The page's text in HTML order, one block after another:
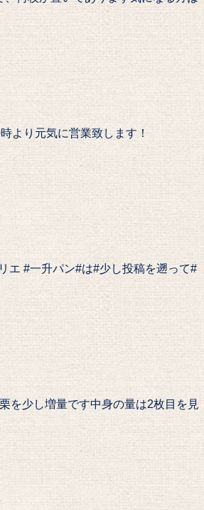
より元気に営業致します！
エ #一升パン#は#少し投稿を遡って#
を少し増量です中身の量は2枚目を見